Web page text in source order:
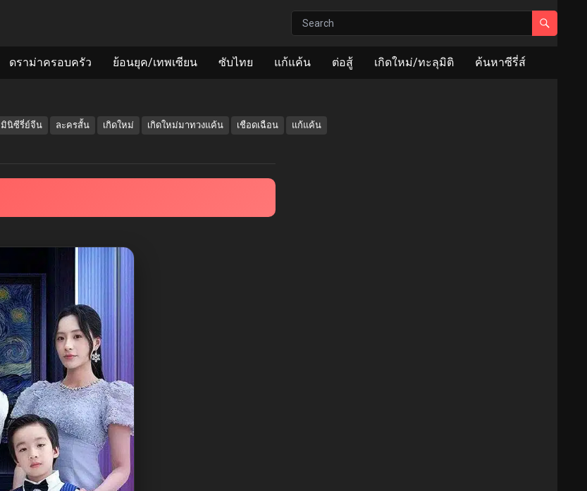
ดราม่าครอบครัว ย้อนยุค/เทพเซียน ซับไทย แก้แค้น ต่อสู้ เกิดใหม่/ทะลุมิติ ค้นหาซีรี่ส์
มินิซีรี่ย์จีน ละครสั้น เกิดใหม่ เกิดใหม่มาทวงแค้น เชือดเฉือน แก้แค้น